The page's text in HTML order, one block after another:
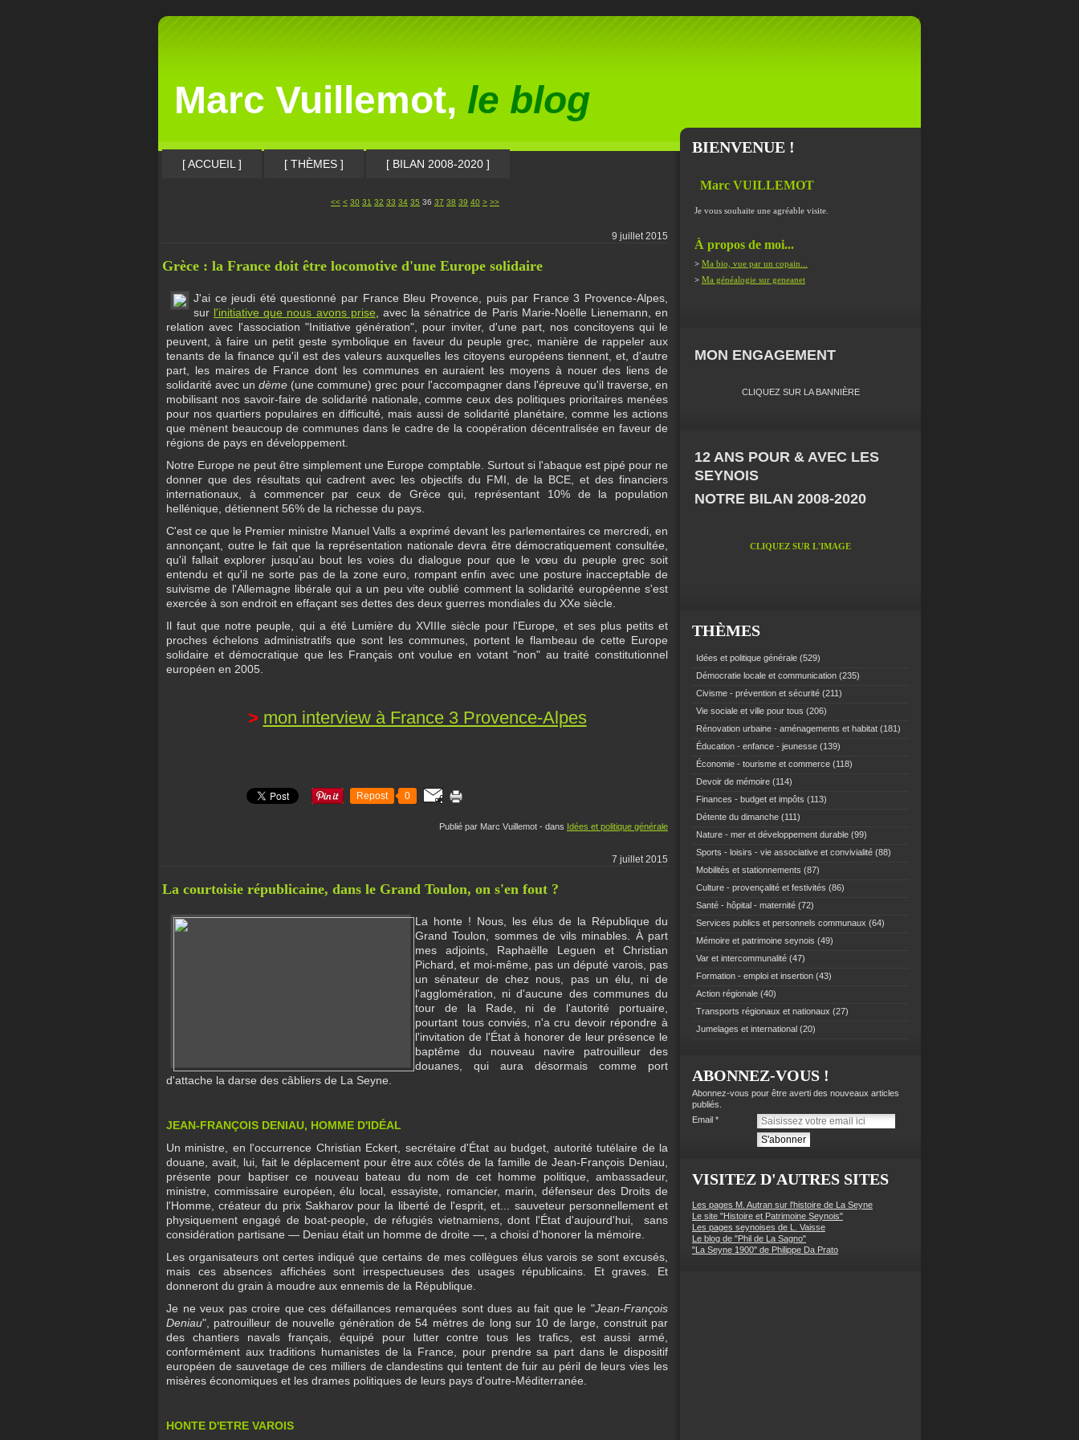
Marc Vuillemot, le blog
[ ACCUEIL ] [ THÈMES ] [ BILAN 2008-2020 ]
<< < 10
20
30 31 32 33 34 35 36 37 38 39 40 50
> >>
9 juillet 2015
Grèce : la France doit être locomotive d'une Europe solidaire
J'ai ce jeudi été questionné par France Bleu Provence, puis par France 3 Provence-Alpes,
sur l'initiative que nous avons prise , avec la sénatrice de Paris Marie-Noëlle Lienemann, en
relation avec l'association "Initiative génération", pour inviter, d'une part, nos concitoyens qui le
peuvent, à faire un petit geste symbolique en faveur du peuple grec, manière de rappeler aux
tenants de la finance qu'il est des valeurs auxquelles les citoyens européens tiennent, et, d'autre
part, les maires de France dont les communes en auraient les moyens à nouer des liens de
solidarité avec undème (une commune) grec pour l'accompagner dans l'épreuve qu'il traverse, en
mobilisant nos savoir-faire de solidarité nationale, comme ceux des politiques prioritaires menées
pour nos quartiers populaires en difficulté, mais aussi de solidarité planétaire, comme les actions
que mènent beaucoup de communes dans le cadre de la coopération décentralisée en faveur de
régions de pays en développement.
Notre Europe ne peut être simplement une Europe comptable. Surtout si l'abaque est pipé pour ne
donner que des résultats qui cadrent avec les objectifs du FMI, de la BCE, et des financiers
internationaux, à commencer par ceux de Grèce qui, représentant 10% de la population
hellénique, détiennent 56% de la richesse du pays.
C'est ce que le Premier ministre Manuel Valls a exprimé devant les parlementaires ce mercredi, en
annonçant, outre le fait que la représentation nationale devra être démocratiquement consultée,
qu'il fallait explorer jusqu'au bout les voies du dialogue pour que le vœu du peuple grec soit
entendu et qu'il ne sorte pas de la zone euro, rompant enfin avec une posture inacceptable de
suivisme de l'Allemagne libérale qui a un peu vite oublié comment la solidarité européenne s'est
exercée à son endroit en effaçant ses dettes des deux guerres mondiales du XXe siècle.
Il faut que notre peuple, qui a été Lumière du XVIIIe siècle pour l'Europe, et ses plus petits et
proches échelons administratifs que sont les communes, portent le flambeau de cette Europe
solidaire et démocratique que les Français ont voulue en votant "non" au traité constitutionnel
européen en 2005.
> mon interview à France 3 Provence-Alpes
Repost 0
Publié par Marc Vuillemot - dans Idées et politique générale
7 juillet 2015
La courtoisie républicaine, dans le Grand Toulon, on s'en fout ?
La honte ! Nous, les élus de la République du
Grand Toulon, sommes de vils minables. À part
mes adjoints, Raphaëlle Leguen et Christian
Pichard, et moi-même, pas un député varois, pas
un sénateur de chez nous, pas un élu, ni de
l'agglomération, ni d'aucune des communes du
tour de la Rade, ni de l'autorité portuaire,
pourtant tous conviés, n'a cru devoir répondre à
l'invitation de l'État à honorer de leur présence le
baptême du nouveau navire patrouilleur des
douanes, qui aura désormais comme port
d'attache la darse des câbliers de La Seyne.
JEAN-FRANÇOIS DENIAU, HOMME D'IDÉAL
Un ministre, en l'occurrence Christian Eckert, secrétaire d'État au budget, autorité tutélaire de la
douane, avait, lui, fait le déplacement pour être aux côtés de la famille de Jean-François Deniau,
présente pour baptiser ce nouveau bateau du nom de cet homme politique, ambassadeur,
ministre, commissaire européen, élu local, essayiste, romancier, marin, défenseur des Droits de
l'Homme, créateur du prix Sakharov pour la liberté de l'esprit, et... sauveteur personnellement et
physiquement engagé de boat-people, de réfugiés vietnamiens, dont l'État d'aujourd'hui, sans
considération partisane — Deniau était un homme de droite —, a choisi d'honorer la mémoire.
Les organisateurs ont certes indiqué que certains de mes collègues élus varois se sont excusés,
mais ces absences affichées sont irrespectueuses des usages républicains. Et graves. Et
donneront du grain à moudre aux ennemis de la République.
Je ne veux pas croire que ces défaillances remarquées sont dues au fait que le "Jean-François
Deniau", patrouilleur de nouvelle génération de 54 mètres de long sur 10 de large, construit par
des chantiers navals français, équipé pour lutter contre tous les trafics, est aussi armé,
conformément aux traditions humanistes de la France, pour prendre sa part dans le dispositif
européen de sauvetage de ces milliers de clandestins qui tentent de fuir au péril de leurs vies les
misères économiques et les drames politiques de leurs pays d'outre-Méditerranée.
HONTE D'ETRE VAROIS
BIENVENUE !
Marc VUILLEMOT
Je vous souhaite une agréable visite.
À propos de moi...
> Ma bio, vue par un copain...
> Ma généalogie sur geneanet
MON ENGAGEMENT
CLIQUEZ SUR LA BANNIÈRE
12 ANS POUR & AVEC LES
SEYNOIS
NOTRE BILAN 2008-2020
CLIQUEZ SUR L'IMAGE
THÈMES
Idées et politique générale (529)
Démocratie locale et communication (235)
Civisme - prévention et sécurité (211)
Vie sociale et ville pour tous (206)
Rénovation urbaine - aménagements et habitat (181)
Éducation - enfance - jeunesse (139)
Économie - tourisme et commerce (118)
Devoir de mémoire (114)
Finances - budget et impôts (113)
Détente du dimanche (111)
Nature - mer et développement durable (99)
Sports - loisirs - vie associative et convivialité (88)
Mobilités et stationnements (87)
Culture - provençalité et festivités (86)
Santé - hôpital - maternité (72)
Services publics et personnels communaux (64)
Mémoire et patrimoine seynois (49)
Var et intercommunalité (47)
Formation - emploi et insertion (43)
Action régionale (40)
Transports régionaux et nationaux (27)
Jumelages et international (20)
ABONNEZ-VOUS !
Abonnez-vous pour être averti des nouveaux articles
publiés.
Email
VISITEZ D'AUTRES SITES
Les pages M. Autran sur l'histoire de La Seyne
Le site "Histoire et Patrimoine Seynois"
Les pages seynoises de L. Vaisse
Le blog de "Phil de La Sagno"
"La Seyne 1900" de Philippe Da Prato